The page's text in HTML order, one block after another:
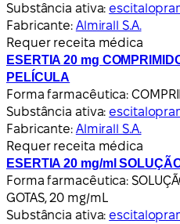
Substância ativa:
Fabricante: Almirall S.A.
Requer receita médica
ESERTIA 20 mg
PELÍCULA
Forma farmacêutica:
Substância ativa:
Fabricante: Almirall S.A.
Requer receita médica
ESERTIA 20 mg/ml
Forma farmacêutica:
GOTAS, 20 mg/mL
Substância ativa: